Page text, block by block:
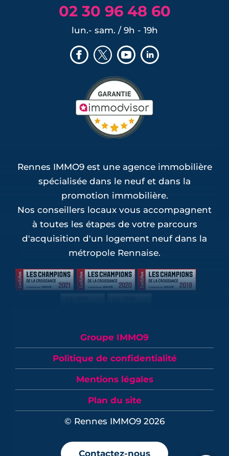
02 30 96 48 60
lun.- sam. / 9h - 19h
Rennes IMMO9 est une agence immobilière
spécialisée dans le neuf et dans la
promotion immobilière.
Nos conseillers locaux vous accompagnent
à toutes les étapes de votre parcours
d'acquisition d'un logement neuf dans la
métropole Rennaise.
Groupe IMMO9
Politique de confidentialité
Mentions légales
Plan du site
© Rennes IMMO9 2026
Contactez-nous